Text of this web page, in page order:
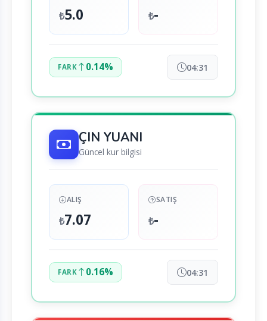
₺5.0 ₺-
FARK 0.14% 04:31
ÇIN YUANI
Güncel kur bilgisi
ALIŞ
₺7.07
SATIŞ
₺-
FARK 0.16% 04:31